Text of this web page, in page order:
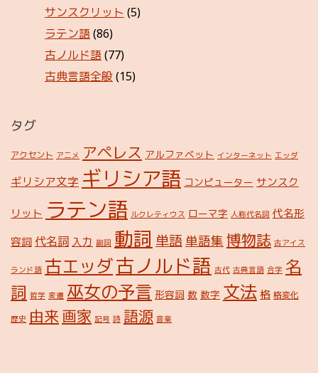
サンスクリット (5)
ラテン語(86)
古ノルド語(77)
古典言語全般 (15)
タグ
アクセント アニメ アペレス アルファベット インターネット エッダ
ギリシア文字 ギリシア語 コンピューター サンスク
リット ラテン語 ルクレティウス ローマ字 人称代名詞 代名形
容詞 代名詞 入力 副詞 動詞 単語単語集 博物誌 古アイス
ランド語 古エッダ古ノルド語 古代 古典言語 合字 名
詞 哲学 変遷 巫女の予言 形容詞 数 数字 文法 格 格変化
歴史 由来画家 記号 詩 語源 音楽